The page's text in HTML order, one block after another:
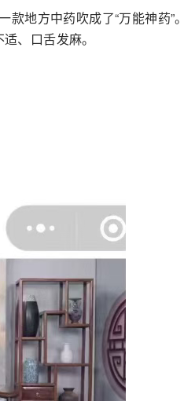
地方中药吹成了“万能神药”。
、口舌发麻。